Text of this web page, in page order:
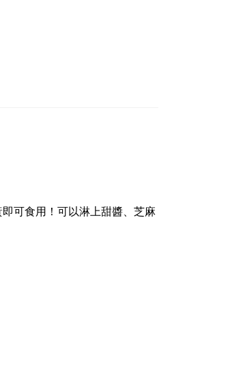
可食用！可以淋上甜醬、芝麻